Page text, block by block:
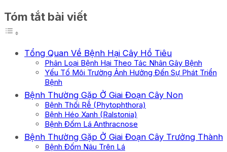
Tóm tắt bài viết
Tổng Quan Về Bệnh Hại Cây Hồ Tiêu
Phân Loại Bệnh Hại Theo Tác Nhân Gây Bệnh
Yếu Tố Môi Trường Ảnh Hưởng Đến Sự Phát Triển
Bệnh
Bệnh Thường Gặp Ở Giai Đoạn Cây Non
Bệnh Thối Rễ (Phytophthora)
Bệnh Héo Xanh (Ralstonia)
Bệnh Đốm Lá Anthracnose
Bệnh Thường Gặp Ở Giai Đoạn Cây Trưởng Thành
Bệnh Đốm Nâu Trên Lá